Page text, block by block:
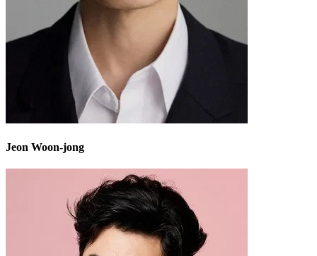
Jeon Woon-jong